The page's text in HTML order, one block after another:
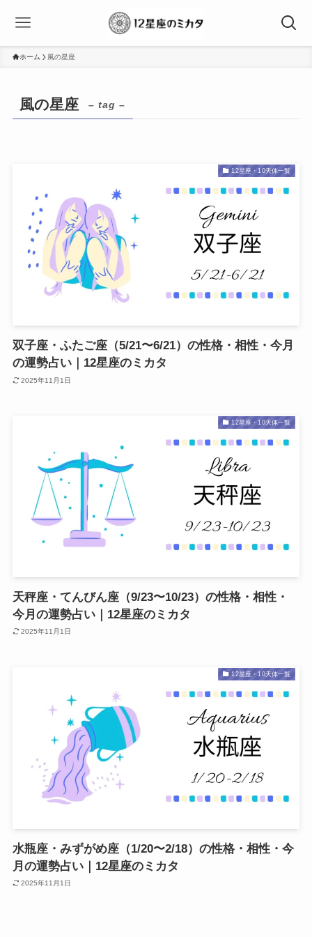
ホーム 風の星座
風の星座 – tag –
12星座・10天体一覧
双子座・ふたご座（5/21〜6/21）の性格・相性・今月
の運勢占い｜12星座のミカタ
2025年11月1日
12星座・10天体一覧
天秤座・てんびん座（9/23〜10/23）の性格・相性・
今月の運勢占い｜12星座のミカタ
2025年11月1日
12星座・10天体一覧
水瓶座・みずがめ座（1/20〜2/18）の性格・相性・今
月の運勢占い｜12星座のミカタ
2025年11月1日